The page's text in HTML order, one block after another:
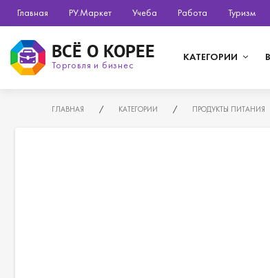
Главная РУ.Маркет Учеба Работа Туризм
ВСЁ О КОРЕЕ
Торговля и бизнес
КАТЕГОРИИ
ГЛАВНАЯ / КАТЕГОРИИ / ПРОДУКТЫ ПИТАНИЯ